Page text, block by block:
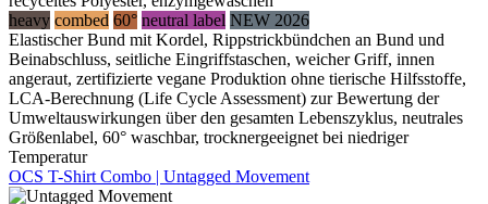
heavy combed 60° neutral label NEW 2026
Elastischer Bund mit Kordel, Rippstrickbündchen an Bund und
Beinabschluss, seitliche Eingriffstaschen, weicher Griff, innen
angeraut, zertifizierte vegane Produktion ohne tierische Hilfsstoffe,
LCA-Berechnung (Life Cycle Assessment) zur Bewertung der
Umweltauswirkungen über den gesamten Lebenszyklus, neutrales
Größenlabel, 60° waschbar, trocknergeeignet bei niedriger
Temperatur
OCS T-Shirt Combo | Untagged Movement